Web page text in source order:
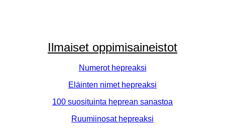
Ilmaiset oppimisaineistot
Numerot hepreaksi
Eläinten nimet hepreaksi
100 suosituinta heprean sanastoa
Ruumiinosat hepreaksi